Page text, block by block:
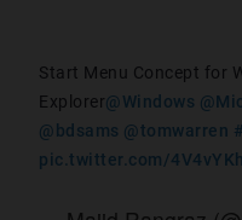
Start Menu Concept for
Explorer@Windows
@bdsams @tomwarren
pic.twitter.com/